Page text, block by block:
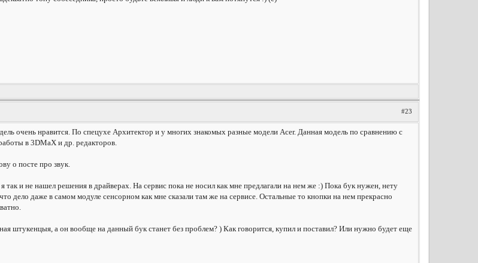
#23
очень нравится. По спецухе Архитектор и у многих знакомых разные модели Acer. Данная модель по сравнению с
в 3DMaX и др. редакторов.
о посте про звук.
так и не нашел решения в драйверах. На сервис пока не носил как мне предлагали на нем же :) Пока бук нужен, нету
дело даже в самом модуле сенсорном как мне сказали там же на сервисе. Остальные то кнопки на нем прекрасно
штукенцыя, а он вообще на данный бук станет без проблем? ) Как говорится, купил и поставил? Или нужно будет еще